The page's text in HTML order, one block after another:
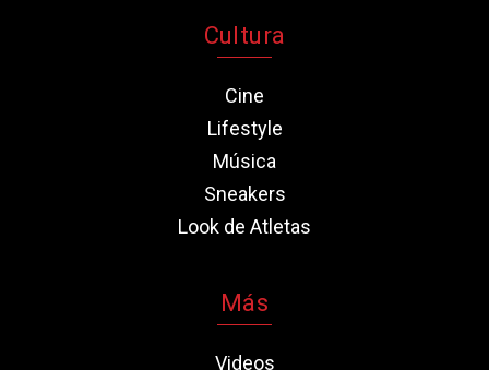
Cultura
Cine
Lifestyle
Música
Sneakers
Look de Atletas
Más
Videos